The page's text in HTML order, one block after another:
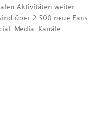
Aktivitäten weiter
über 2.500 neue Fans
Media-Kanäle